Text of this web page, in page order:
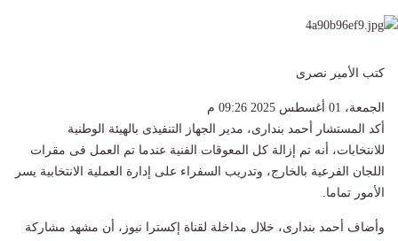
كتب الأمير نصرى
الجمعة، 01 أغسطس 2025 09:26 م
أكد المستشار أحمد بندارى، مدير الجهاز التنفيذى بالهيئة الوطنية
للانتخابات، أنه تم إزالة كل المعوقات الفنية عندما تم العمل فى مقرات
اللجان الفرعية بالخارج، وتدريب السفراء على إدارة العملية الانتخابية يسر
الأمور تماما.
وأضاف أحمد بندارى، خلال مداخلة لقناة إكسترا نيوز، أن مشهد مشاركة